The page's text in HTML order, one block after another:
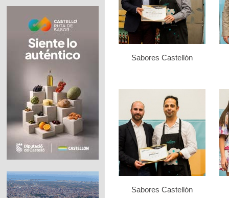
Sabores Castellón
Sabores Castellón